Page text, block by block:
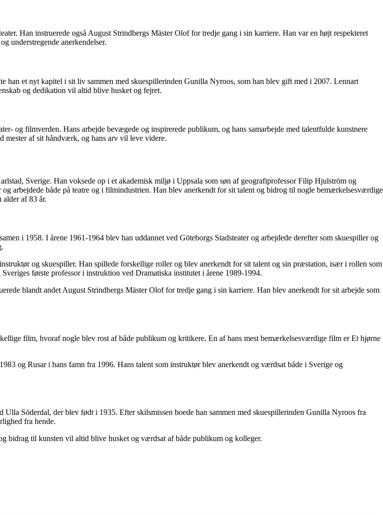
Han instruerede også August Strindbergs Mäster Olof for tredje gang i sin karriere. Han var en højt respekteret
understregende anerkendelser.
et nyt kapitel i sit liv sammen med skuespillerinden Gunilla Nyroos, som han blev gift med i 2007. Lennart
og dedikation vil altid blive husket og fejret.
og filmverden. Hans arbejde bevægede og inspirerede publikum, og hans samarbejde med talentfulde kunstnere
mester af sit håndværk, og hans arv vil leve videre.
Sverige. Han voksede op i et akademisk miljø i Uppsala som søn af geografiprofessor Filip Hjulström og
arbejdede både på teatre og i filmindustrien. Han blev anerkendt for sit talent og bidrog til nogle bemærkelsesværdige
af 83 år.
i 1958. I årene 1961-1964 blev han uddannet ved Göteborgs Stadsteater og arbejdede derefter som skuespiller og
og skuespiller. Han spillede forskellige roller og blev anerkendt for sit talent og sin præstation, især i rollen som
første professor i instruktion ved Dramatiska institutet i årene 1989-1994.
blandt andet August Strindbergs Mäster Olof for tredje gang i sin karriere. Han blev anerkendt for sit arbejde som
film, hvoraf nogle blev rost af både publikum og kritikere. En af hans mest bemærkelsesværdige film er Et hjørne
og Rusar i hans famn fra 1996. Hans talent som instruktør blev anerkendt og værdsat både i Sverige og
Söderdal, der blev født i 1935. Efter skilsmissen boede han sammen med skuespillerinden Gunilla Nyroos fra
fra hende.
bidrag til kunsten vil altid blive husket og værdsat af både publikum og kolleger.